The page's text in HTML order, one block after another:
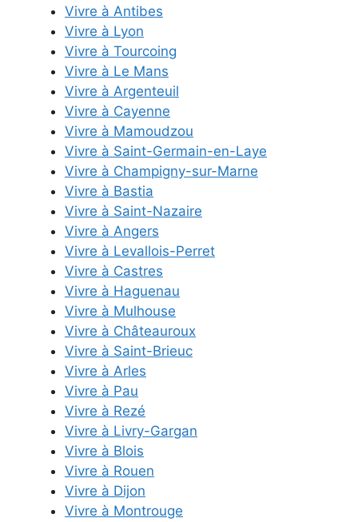
Vivre à Antibes
Vivre à Lyon
Vivre à Tourcoing
Vivre à Le Mans
Vivre à Argenteuil
Vivre à Cayenne
Vivre à Mamoudzou
Vivre à Saint-Germain-en-Laye
Vivre à Champigny-sur-Marne
Vivre à Bastia
Vivre à Saint-Nazaire
Vivre à Angers
Vivre à Levallois-Perret
Vivre à Castres
Vivre à Haguenau
Vivre à Mulhouse
Vivre à Châteauroux
Vivre à Saint-Brieuc
Vivre à Arles
Vivre à Pau
Vivre à Rezé
Vivre à Livry-Gargan
Vivre à Blois
Vivre à Rouen
Vivre à Dijon
Vivre à Montrouge